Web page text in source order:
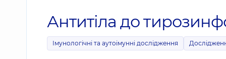
Антитіла до
Імунологічні та аутоімунні дослідження